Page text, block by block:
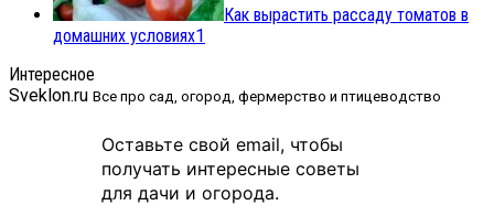
Как вырастить рассаду томатов в
домашних условиях1
Интересное
Sveklon.ru Все про сад, огород, фермерство и птицеводство
Оставьте свой email, чтобы
получать интересные советы
для дачи и огорода.